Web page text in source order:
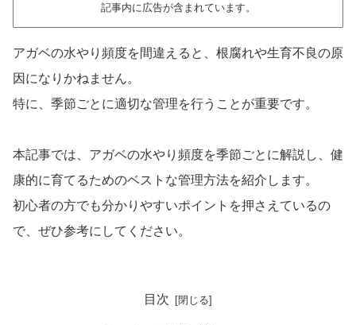
記事内に広告が含まれています。
アガベの水やり頻度を間違えると、根腐れや生育不良の原
因になりかねません。
特に、季節ごとに適切な管理を行うことが重要です。
本記事では、アガベの水やり頻度を季節ごとに解説し、健
康的に育てるためのベストな管理方法を紹介します。
初心者の方でも分かりやすいポイントを押さえているの
で、ぜひ参考にしてください。
目次